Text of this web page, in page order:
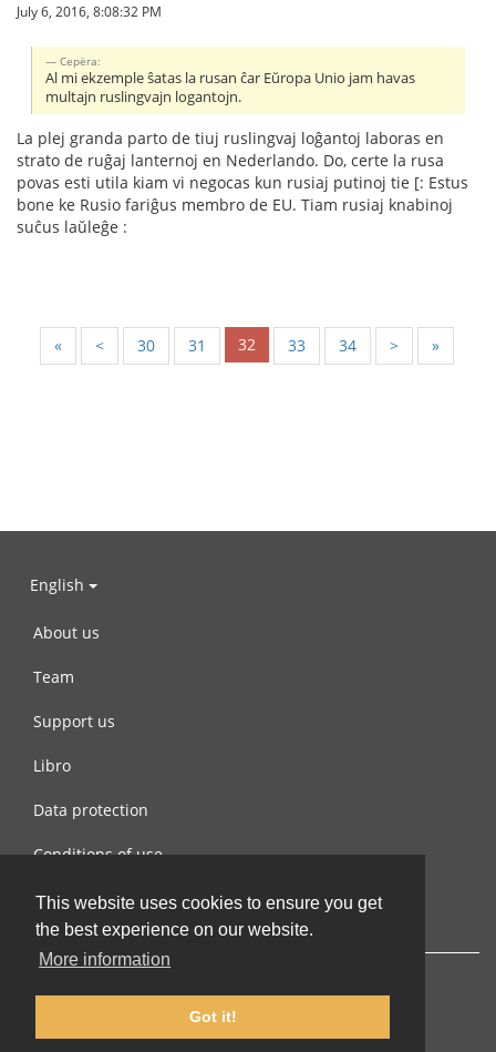
This website uses cookies to ensure you get
the best experience on our website.
More information
Got it!
July 6, 2016, 8:08:32 PM
Серёга:
Al mi ekzemple ŝatas la rusan ĉar Eŭropa Unio jam havas
multajn ruslingvajn logantojn.
La plej granda parto de tiuj ruslingvaj loĝantoj laboras en
strato de ruĝaj lanternoj en Nederlando. Do, certe la rusa
povas esti utila kiam vi negocas kun rusiaj putinoj tie [: Estus
bone ke Rusio fariĝus membro de EU. Tiam rusiaj knabinoj
suĉus laŭleĝe :
« < 30 31 32 33 34 > »
English
About us
Team
Support us
Libro
Data protection
Conditions of use
Contact us
© 2002-2026 lernu.net |Impressum